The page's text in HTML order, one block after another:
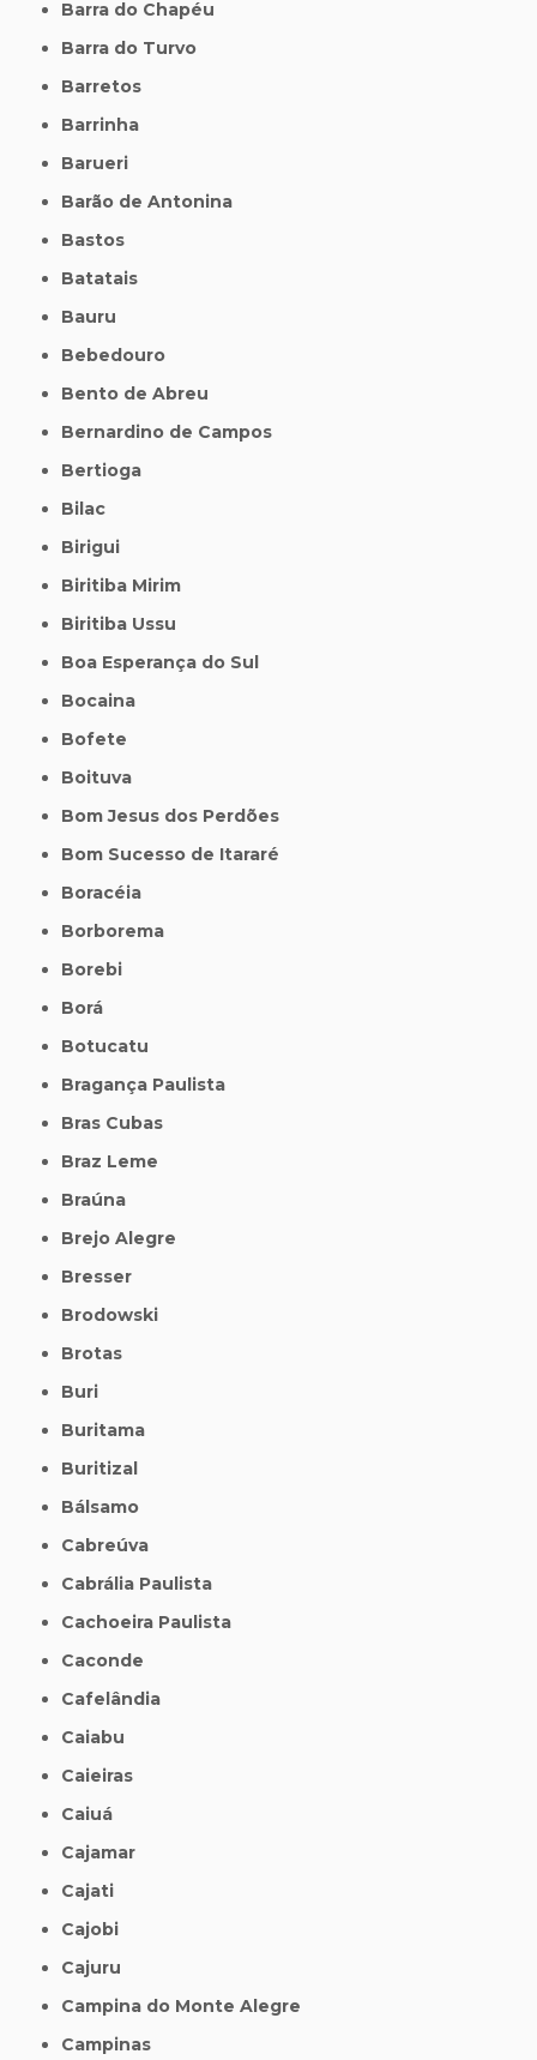
Barra do Chapéu
Barra do Turvo
Barretos
Barrinha
Barueri
Barão de Antonina
Bastos
Batatais
Bauru
Bebedouro
Bento de Abreu
Bernardino de Campos
Bertioga
Bilac
Birigui
Biritiba Mirim
Biritiba Ussu
Boa Esperança do Sul
Bocaina
Bofete
Boituva
Bom Jesus dos Perdões
Bom Sucesso de Itararé
Boracéia
Borborema
Borebi
Borá
Botucatu
Bragança Paulista
Bras Cubas
Braz Leme
Braúna
Brejo Alegre
Bresser
Brodowski
Brotas
Buri
Buritama
Buritizal
Bálsamo
Cabreúva
Cabrália Paulista
Cachoeira Paulista
Caconde
Cafelândia
Caiabu
Caieiras
Caiuá
Cajamar
Cajati
Cajobi
Cajuru
Campina do Monte Alegre
Campinas